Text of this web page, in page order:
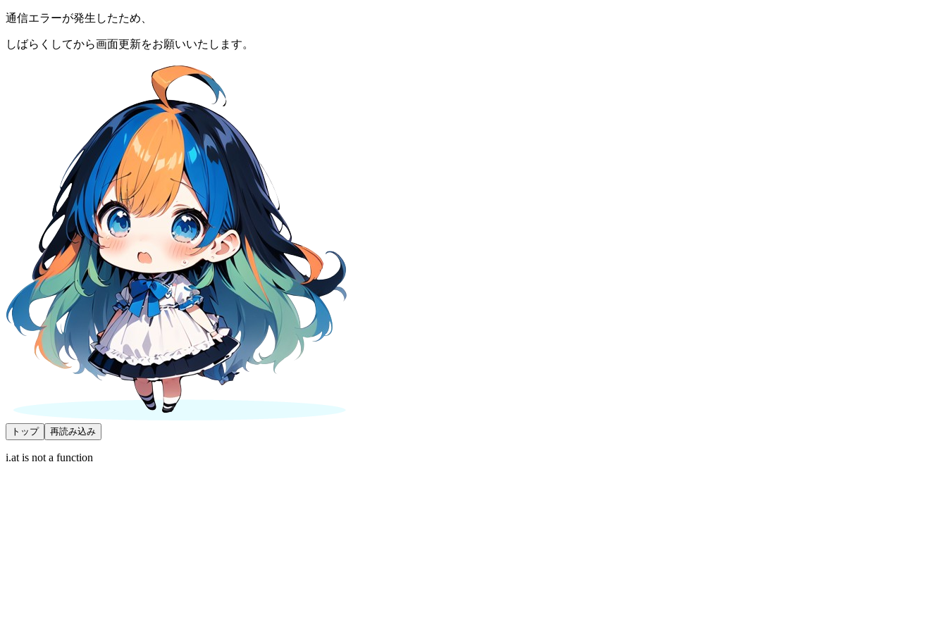
通信エラーが発生したため、
しばらくしてから画面更新をお願いいたします。
トップ 再読み込み
i.at is not a function